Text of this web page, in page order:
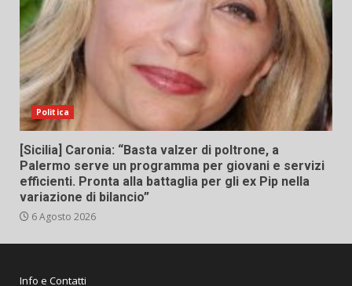
Politica
[Sicilia] Caronia: “Basta valzer di poltrone, a
Palermo serve un programma per giovani e servizi
efficienti. Pronta alla battaglia per gli ex Pip nella
variazione di bilancio”
6 Agosto 2026
Info e Contatti